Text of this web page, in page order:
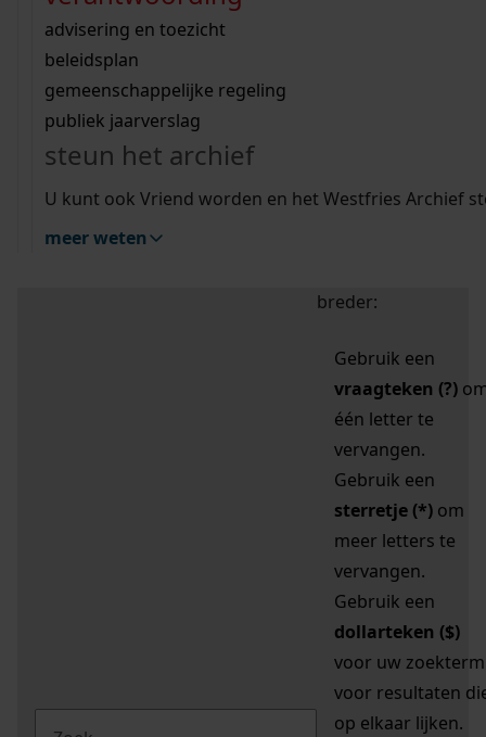
bouwvergunningen
omgevingsvergunningen
vergunningen
beeld en geluid
uitleg nodig?
Wij helpen u op weg met een aantal zoektips.
bekijk alle zoektips
Wij helpen u op weg met een aantal zoektips.
bekijk alle zoektips
bekijk ons geschiedenislokaal
advisering en toezicht
beleidsplan
gemeenschappelijke regeling
publiek jaarverslag
steun het archief
U kunt ook Vriend worden en het Westfries Archief
meer weten
zoektips
Mijn Studiezaal (inloggen)
uw zoekopdracht te
breder:
Gebruik een
vraagteken (?)
één letter te
vervangen.
Gebruik een
sterretje (*) om
meer letters te
vervangen.
Gebruik een
dollarteken ($)
voor uw zoekterm
voor resultaten
op elkaar lijken.